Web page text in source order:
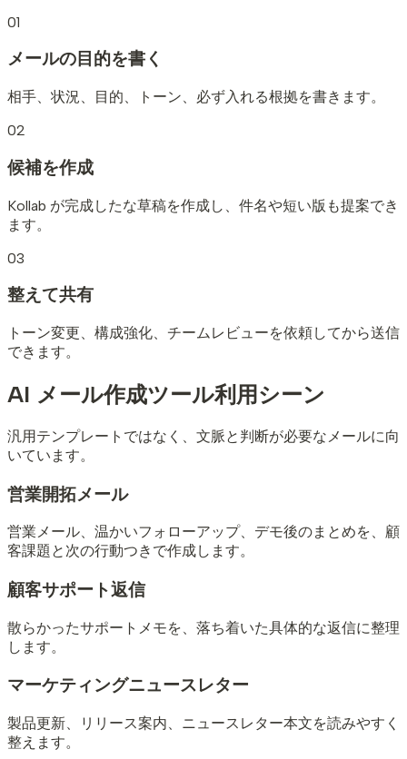
01
メールの目的を書く
相手、状況、目的、トーン、必ず入れる根拠を書きます。
02
候補を作成
Kollab が完成したな草稿を作成し、件名や短い版も提案でき
ます。
03
整えて共有
トーン変更、構成強化、チームレビューを依頼してから送信
できます。
AI メール作成ツール利用シーン
汎用テンプレートではなく、文脈と判断が必要なメールに向
いています。
営業開拓メール
営業メール、温かいフォローアップ、デモ後のまとめを、顧
客課題と次の行動つきで作成します。
顧客サポート返信
散らかったサポートメモを、落ち着いた具体的な返信に整理
します。
マーケティングニュースレター
製品更新、リリース案内、ニュースレター本文を読みやすく
整えます。